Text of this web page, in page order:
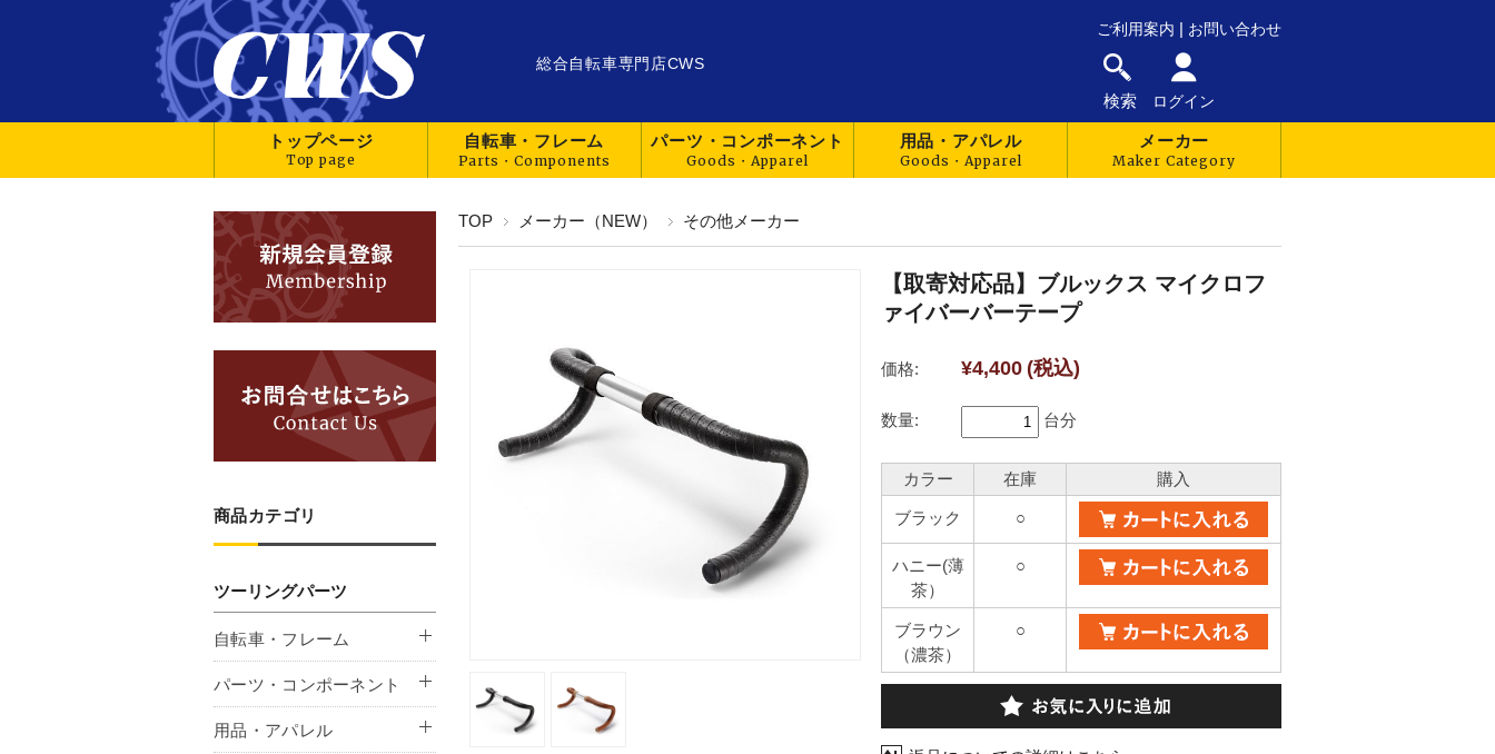
総合自転車専門店CWS
ご利用案内 | お問い合わせ
検索 ログイン
トップページ 自転車・フレーム パーツ・コンポーネント 用品・アパレル メーカー
TOP メーカー（NEW） その他メーカー
【取寄対応品】ブルックス マイクロフ
ァイバーバーテープ
価格: ¥4,400 (税込)
数量: 台分
カラー 在庫 購入
ブラック ○
ハニー(薄
茶）
○
ブラウン
（濃茶）
○
商品カテゴリ
ツーリングパーツ
自転車・フレーム
パーツ・コンポーネント
用品・アパレル